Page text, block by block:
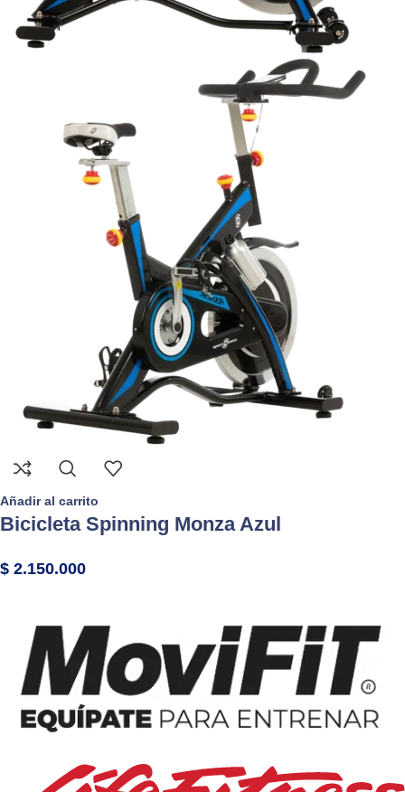
Añadir al carrito
Bicicleta Spinning Monza Azul
$ 2.150.000